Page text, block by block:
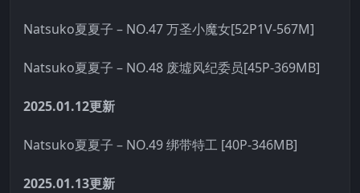
Natsuko夏夏子 – NO.47 万圣小魔女[52P1V-567M]
Natsuko夏夏子 – NO.48 废墟风纪委员[45P-369MB]
2025.01.12更新
Natsuko夏夏子 – NO.49 绑带特工 [40P-346MB]
2025.01.13更新